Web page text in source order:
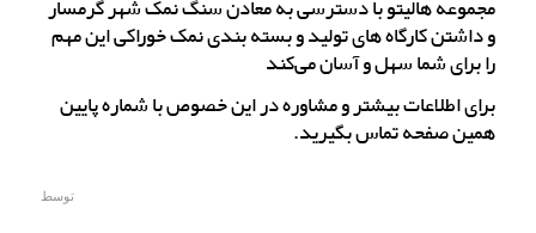
مجموعه هالیتو با دسترسی به معادن سنگ نمک شهر گرمسار
و داشتن کارگاه های تولید و بسته بندی نمک خوراکی این مهم
را برای شما سهل و آسان می‌کند
برای اطلاعات بیشتر و مشاوره در این خصوص با شماره پایین
همین صفحه تماس بگیرید.
توسط